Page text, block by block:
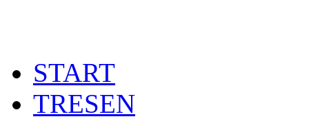
START
TRESEN